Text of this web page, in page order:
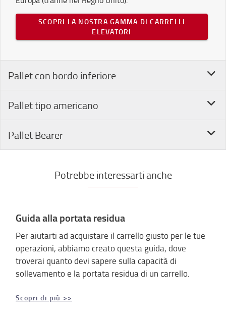
SCOPRI LA NOSTRA GAMMA DI CARRELLI
ELEVATORI
Pallet con bordo inferiore
Pallet tipo americano
Pallet Bearer
Potrebbe interessarti anche
Guida alla portata residua
Per aiutarti ad acquistare il carrello giusto per le tue
operazioni, abbiamo creato questa guida, dove
troverai quanto devi sapere sulla capacità di
sollevamento e la portata residua di un carrello.
Scopri di più >>